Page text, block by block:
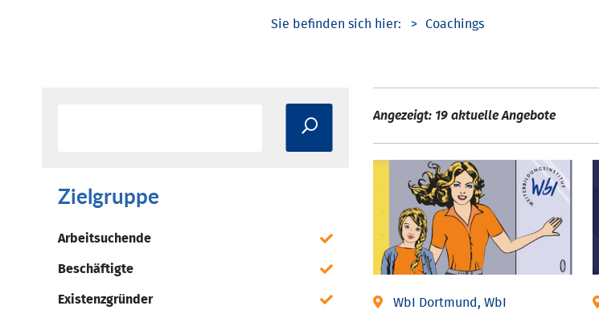
Coachings
Zielgruppe
Arbeitsuchende
Beschäftigte
Existenzgründer
Angezeigt: 19 aktuelle Angebote
WbI Dortmund, WbI